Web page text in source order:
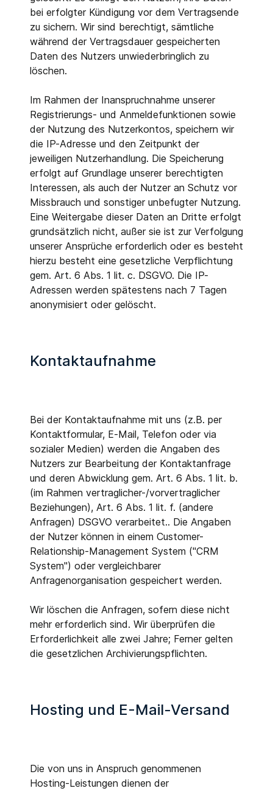
bei erfolgter Kündigung vor dem Vertragsende
zu sichern. Wir sind berechtigt, sämtliche
während der Vertragsdauer gespeicherten
Daten des Nutzers unwiederbringlich zu
löschen.
Im Rahmen der Inanspruchnahme unserer
Registrierungs- und Anmeldefunktionen sowie
der Nutzung des Nutzerkontos, speichern wir
die IP-Adresse und den Zeitpunkt der
jeweiligen Nutzerhandlung. Die Speicherung
erfolgt auf Grundlage unserer berechtigten
Interessen, als auch der Nutzer an Schutz vor
Missbrauch und sonstiger unbefugter Nutzung.
Eine Weitergabe dieser Daten an Dritte erfolgt
grundsätzlich nicht, außer sie ist zur Verfolgung
unserer Ansprüche erforderlich oder es besteht
hierzu besteht eine gesetzliche Verpflichtung
gem. Art. 6 Abs. 1 lit. c. DSGVO. Die IP-
Adressen werden spätestens nach 7 Tagen
anonymisiert oder gelöscht.
Kontaktaufnahme
Bei der Kontaktaufnahme mit uns (z.B. per
Kontaktformular, E-Mail, Telefon oder via
sozialer Medien) werden die Angaben des
Nutzers zur Bearbeitung der Kontaktanfrage
und deren Abwicklung gem. Art. 6 Abs. 1 lit. b.
(im Rahmen vertraglicher-/vorvertraglicher
Beziehungen), Art. 6 Abs. 1 lit. f. (andere
Anfragen) DSGVO verarbeitet.. Die Angaben
der Nutzer können in einem Customer-
Relationship-Management System ("CRM
System") oder vergleichbarer
Anfragenorganisation gespeichert werden.
Wir löschen die Anfragen, sofern diese nicht
mehr erforderlich sind. Wir überprüfen die
Erforderlichkeit alle zwei Jahre; Ferner gelten
die gesetzlichen Archivierungspflichten.
Hosting und E-Mail-Versand
Die von uns in Anspruch genommenen
Hosting-Leistungen dienen der